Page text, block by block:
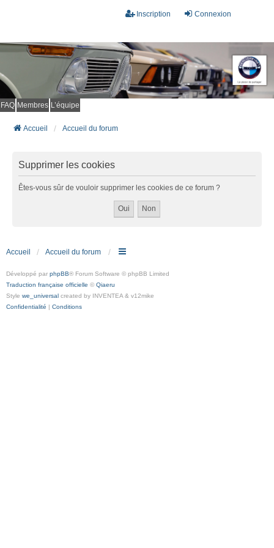
Connexion
Inscription
FAQ Membres L’équipe
Accueil Accueil du forum
Supprimer les cookies
Êtes-vous sûr de vouloir supprimer les cookies de ce forum ?
Accueil Accueil du forum
Développé par phpBB® Forum Software © phpBB Limited
Traduction française officielle © Qiaeru
Style we_universal created by INVENTEA & v12mike
Confidentialité | Conditions